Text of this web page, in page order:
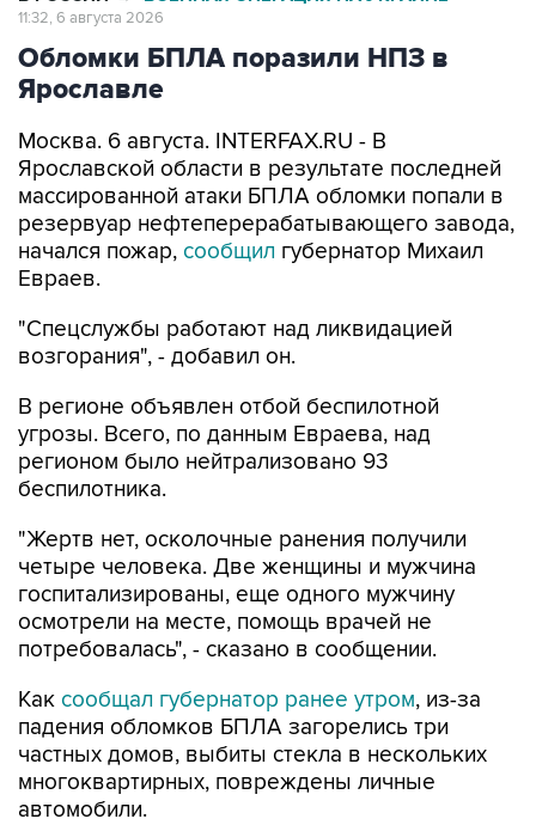
11:32, 6 августа 2026
Обломки БПЛА поразили НПЗ в
Ярославле
Москва. 6 августа. INTERFAX.RU - В
Ярославской области в результате последней
массированной атаки БПЛА обломки попали в
резервуар нефтеперерабатывающего завода,
начался пожар, сообщил губернатор Михаил
Евраев.
"Спецслужбы работают над ликвидацией
возгорания", - добавил он.
В регионе объявлен отбой беспилотной
угрозы. Всего, по данным Евраева, над
регионом было нейтрализовано 93
беспилотника.
"Жертв нет, осколочные ранения получили
четыре человека. Две женщины и мужчина
госпитализированы, еще одного мужчину
осмотрели на месте, помощь врачей не
потребовалась", - сказано в сообщении.
Как сообщал губернатор ранее утром, из-за
падения обломков БПЛА загорелись три
частных домов, выбиты стекла в нескольких
многоквартирных, повреждены личные
автомобили.